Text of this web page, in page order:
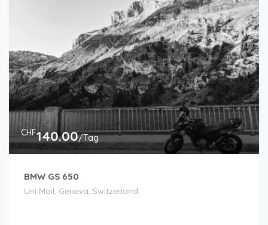
CHF140.00/Tag
BMW GS 650
Uni Mail, Geneva, Switzerland